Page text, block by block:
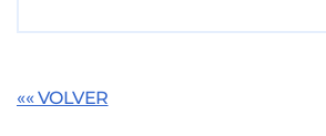
«« VOLVER